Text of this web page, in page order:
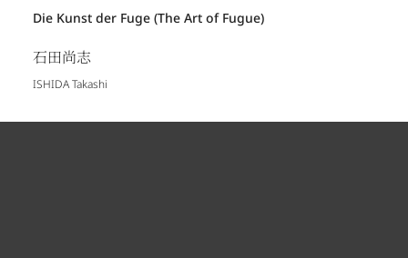
Die Kunst der Fuge (The Art of Fugue)
石田尚志
ISHIDA Takashi